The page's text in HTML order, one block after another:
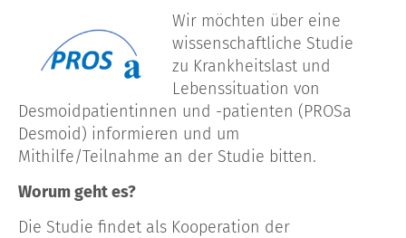
Wir möchten über eine
wissenschaftliche Studie
zu Krankheitslast und
Lebenssituation von
Desmoidpatientinnen und -patienten (PROSa
Desmoid) informieren und um
Mithilfe/Teilnahme an der Studie bitten.
Worum geht es?
Die Studie findet als Kooperation der